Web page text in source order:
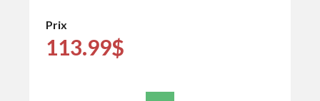
Prix
113.99$